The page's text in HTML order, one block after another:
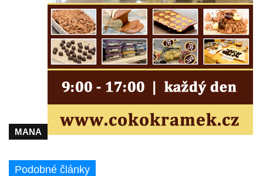
MANA
Podobné články